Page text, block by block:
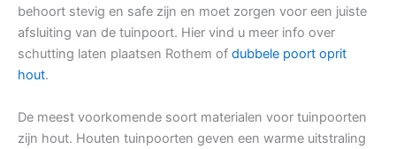
behoort stevig en safe zijn en moet zorgen voor een juiste
afsluiting van de tuinpoort. Hier vind u meer info over
schutting laten plaatsen Rothem of dubbele poort oprit
hout.
De meest voorkomende soort materialen voor tuinpoorten
zijn hout. Houten tuinpoorten geven een warme uitstraling